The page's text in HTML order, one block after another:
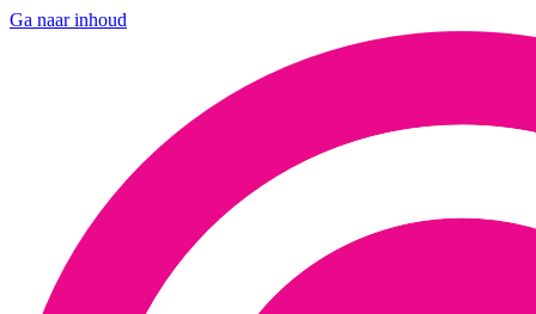
Ga naar inhoud